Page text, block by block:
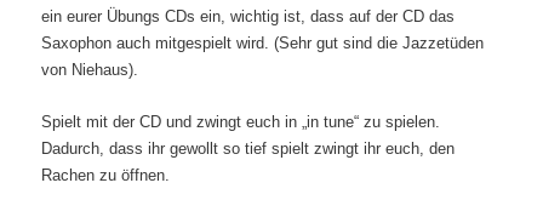
ein eurer Übungs CDs ein, wichtig ist, dass auf der CD das
Saxophon auch mitgespielt wird. (Sehr gut sind die Jazzetüden
von Niehaus).
Spielt mit der CD und zwingt euch in „in tune“ zu spielen.
Dadurch, dass ihr gewollt so tief spielt zwingt ihr euch, den
Rachen zu öffnen.